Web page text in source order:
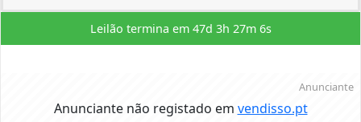
Leilão termina em 47d 3h 27m 6s
Anunciante
Anunciante não registado em vendisso.pt